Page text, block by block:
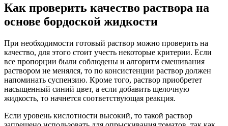
Как проверить качество раствора на
основе бордоской жидкости
При необходимости готовый раствор можно проверить на
качество, для этого стоит учесть некоторые критерии. Если
все пропорции были соблюдены и алгоритм смешивания
раствором не менялся, то по консистенции раствор должен
напоминать суспензию. Кроме того, раствор приобретет
насыщенный синий цвет, а если добавить щелочную
жидкость, то начнется соответствующая реакция.
Если уровень кислотности высокий, то такой раствор